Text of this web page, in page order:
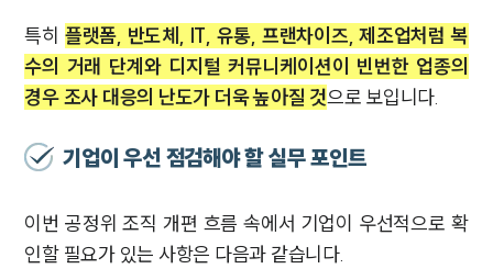
특히 플랫폼, 반도체, IT, 유통, 프랜차이즈, 제조업처럼 복
수의 거래 단계와 디지털 커뮤니케이션이 빈번한 업종의
경우 조사 대응의 난도가 더욱 높아질 것으로 보입니다.
기업이 우선 점검해야 할 실무 포인트
이번 공정위 조직 개편 흐름 속에서 기업이 우선적으로 확
인할 필요가 있는 사항은 다음과 같습니다.